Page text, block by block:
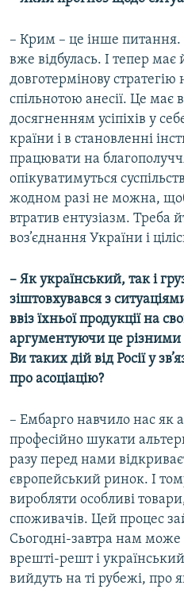
– Крим – це інше
вже відбулась. І тепер
довготермінову
спільнотою анесії. Це має
досягненням усіпіхів у
країни і в становленні
працювати на
опікуватимуться
жодном разі не можна,
втратив ентузіазм. Треба
воз’єднання України і
– Як український, так і
зіштовхувався з
ввіз їхньої продукції на
аргументуючи це
Ви таких дій від Росії у
про асоціацію?
– Ембарго навчило нас як
професійно шукати
разу перед нами
європейський ринок. І
виробляти особливі
споживачів. Цей процес
Сьогодні-завтра нам може
врешті-решт і
вийдуть на ті рубежі, про